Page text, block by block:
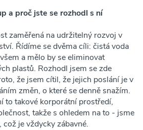
a proč jste se rozhodl s ní
zaměřená na udržitelný rozvoj v
Řídíme se dvěma cíli: čistá voda
a mělo by se eliminovat
plastů. Rozhodl jsem se zde
že jsem cítil, že jejich poslání je v
změn, o které se denně snažím.
to takové korporátní prostředí,
takže s ohledem na to - jsme
je vždycky zábavné.